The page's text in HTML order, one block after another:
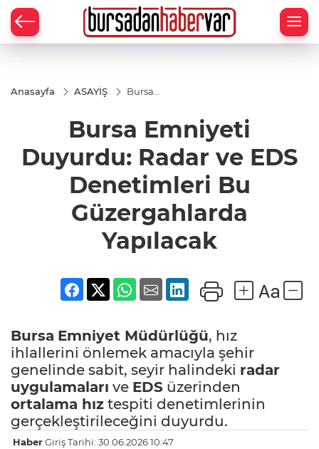
Anasayfa ASAYİŞ
Bursa
Radar ve EDS
Denetimleri
Bu
Güzergahlarda
Bursa Emniyeti
Duyurdu: Radar ve EDS
Denetimleri Bu
Güzergahlarda
Yapılacak
Bursa Emniyet Müdürlüğü, hız
ihlallerini önlemek amacıyla şehir
genelinde sabit, seyir halindeki radar
uygulamaları ve EDS üzerinden
ortalama hız tespiti denetimlerinin
gerçekleştirileceğini duyurdu.
HaberGiriş Tarihi: 30.06.2026 10:47